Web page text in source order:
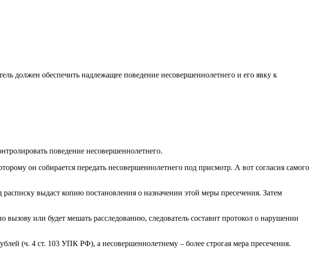
для бухгалтера»
должен обеспечить надлежащее поведение несовершеннолетнего и его явку к
поведение несовершеннолетнего.
он собирается передать несовершеннолетнего под присмотр. А вот согласия самого
выдаст копию постановления о назначении этой меры пресечения. Затем
или будет мешать расследованию, следователь составит протокол о нарушении
(ч. 4 ст. 103 УПК РФ), а несовершеннолетнему – более строгая мера пресечения.